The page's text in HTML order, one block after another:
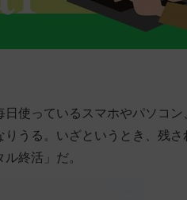
使っているスマホやパソコ
うる。いざというとき、残
終活」だ。